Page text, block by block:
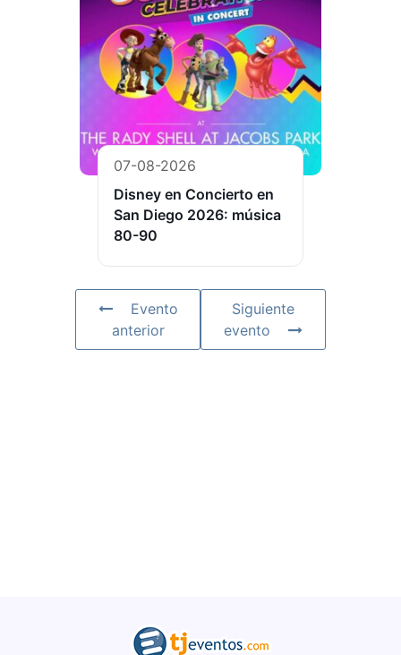
07-08-2026
Disney en Concierto en
San Diego 2026: música
80-90
Evento
anterior
Siguiente
evento